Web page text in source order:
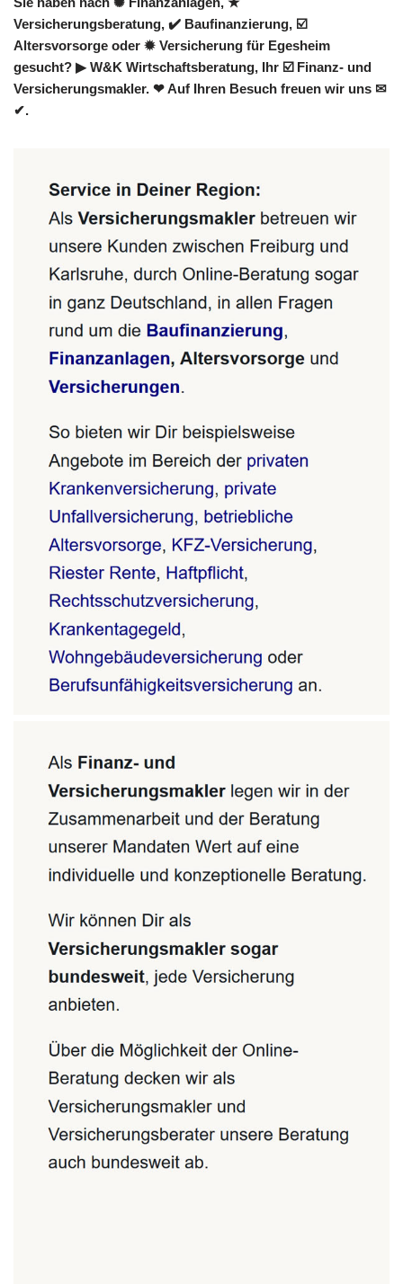
Versicherungsberatung, ✔️ Baufinanzierung, ☑️
Altersvorsorge oder ✹ Versicherung für Egesheim
gesucht? ▶︎ W&K Wirtschaftsberatung, Ihr ☑️ Finanz- und
Versicherungsmakler. ❤ Auf Ihren Besuch freuen wir uns ✉
✔.